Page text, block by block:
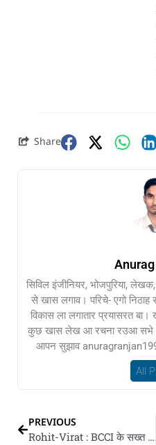
Share
सिविल इंजीनियर, भोजपुरिया,
से खास लगाव। परिचे- एगो निठाह
विकास ला लगातार प्रयासरत
कुछ खास लेख आ रचना रउआ सभे
आपन सुझाव
All
PREVIOUS
Rohit-Virat : BCCI के सख्त रवैया से विजय हजारे ट्रॉफी खेले के तइयार रोहित-विराट; बढ़िया प्रदर्शन दिलाई भारतीय टीम में मौका